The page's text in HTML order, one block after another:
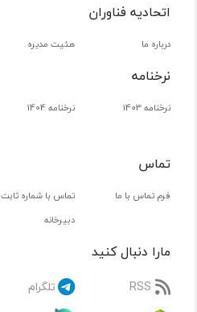
اتحادیه فناوران
درباره ما هئیت مدیره
نرخنامه
نرخنامه 1403 نرخنامه 1404
تماس
فرم تماس با ما
تماس با شماره ثابت
دبیرخانه
مارا دنبال کنید
RSS تلگرام